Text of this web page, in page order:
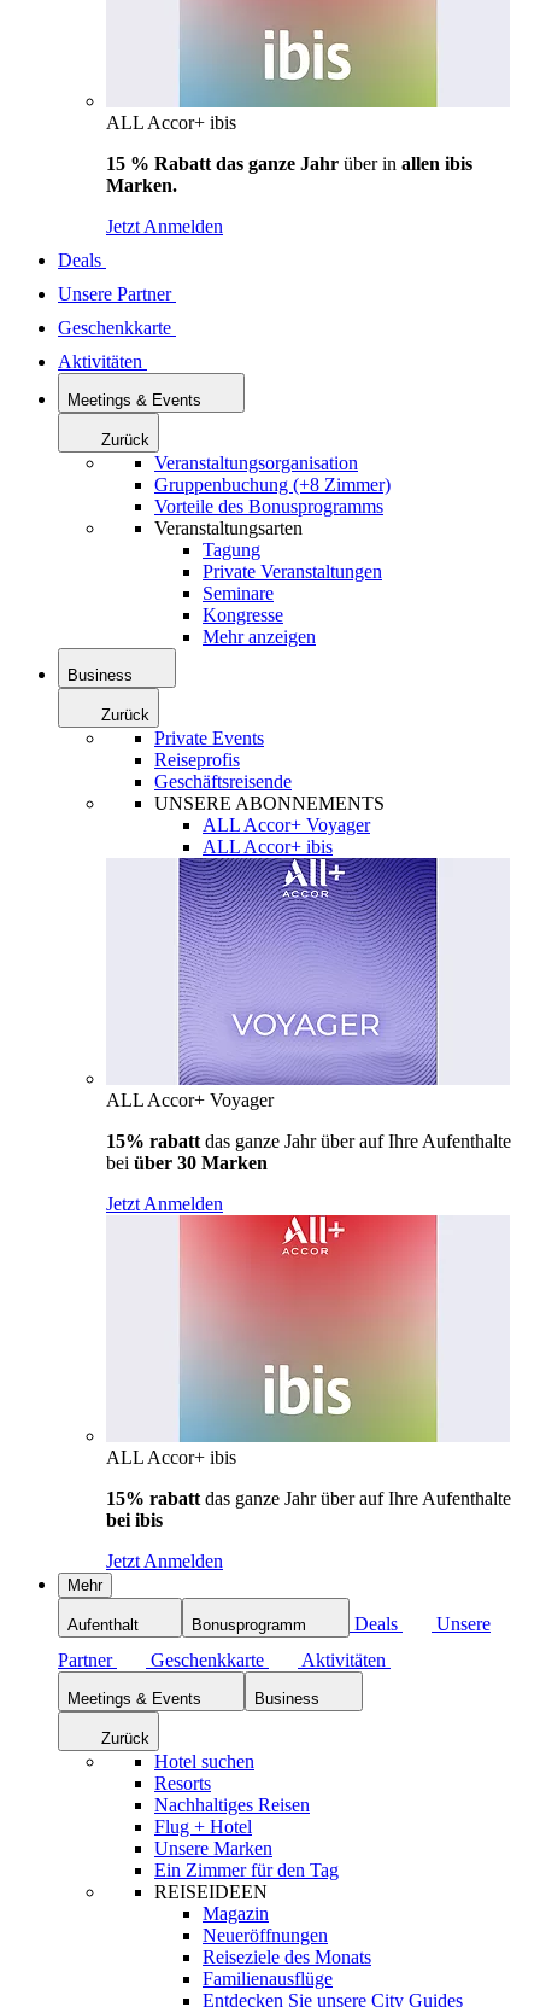
ALL Accor+ ibis
15 % Rabatt das ganze Jahr über in allen ibis
Marken.
Jetzt Anmelden
Deals
Unsere Partner
Geschenkkarte
Aktivitäten
Meetings & Events
Zurück
Veranstaltungsorganisation
Gruppenbuchung (+8 Zimmer)
Vorteile des Bonusprogramms
Veranstaltungsarten
Tagung
Private Veranstaltungen
Seminare
Kongresse
Mehr anzeigen
Business
Zurück
Private Events
Reiseprofis
Geschäftsreisende
UNSERE ABONNEMENTS
ALL Accor+ Voyager
ALL Accor+ ibis
ALL Accor+ Voyager
15% rabatt das ganze Jahr über auf Ihre Aufenthalte
bei über 30 Marken
Jetzt Anmelden
ALL Accor+ ibis
15% rabatt das ganze Jahr über auf Ihre Aufenthalte
bei ibis
Jetzt Anmelden
Mehr
Aufenthalt Bonusprogramm Deals
Unsere
Partner
Geschenkkarte Aktivitäten
Meetings & Events Business
Zurück
Hotel suchen
Resorts
Nachhaltiges Reisen
Flug + Hotel
Unsere Marken
Ein Zimmer für den Tag
REISEIDEEN
Magazin
Neueröffnungen
Reiseziele des Monats
Familienausflüge
Entdecken Sie unsere City Guides